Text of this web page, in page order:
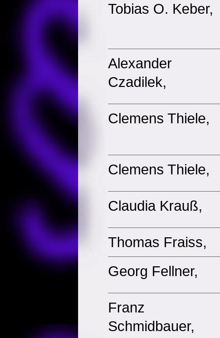
Tobias O. Keber,
Alexander
Czadilek,
Clemens Thiele,
Clemens Thiele,
Claudia Krauß,
Thomas Fraiss,
Georg Fellner,
Franz
Schmidbauer,